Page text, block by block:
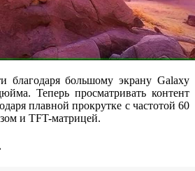
благодаря большому экрану Galaxy
Теперь просматривать контент
плавной прокрутке с частотой 60
и TFT-матрицей.